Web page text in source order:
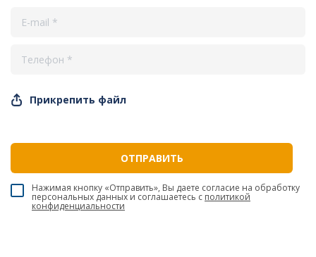
Прикрепить файл
Нажимая кнопку «Отправить», Вы даете согласие на обработку
персональных данных и соглашаетесь c политикой
конфиденциальности